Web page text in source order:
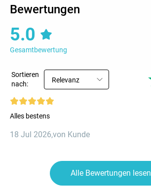
Bewertungen
5.0
Gesamtbewertung
Sortieren
nach:
Relevanz
Alles bestens
18 Jul 2026,von Kunde
Alle Bewertungen lesen